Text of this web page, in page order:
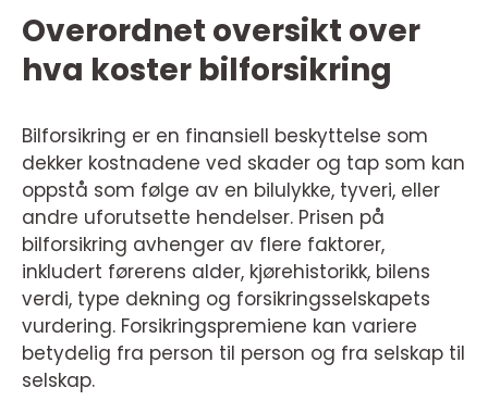
Overordnet oversikt over
hva koster bilforsikring
Bilforsikring er en finansiell beskyttelse som
dekker kostnadene ved skader og tap som kan
oppstå som følge av en bilulykke, tyveri, eller
andre uforutsette hendelser. Prisen på
bilforsikring avhenger av flere faktorer,
inkludert førerens alder, kjørehistorikk, bilens
verdi, type dekning og forsikringsselskapets
vurdering. Forsikringspremiene kan variere
betydelig fra person til person og fra selskap til
selskap.